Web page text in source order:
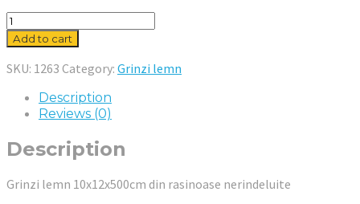
Grinzi
lemn
10x12x500cm
quantity
Add to cart
SKU: 1263 Category: Grinzi lemn
Description
Reviews (0)
Description
Grinzi lemn 10x12x500cm din rasinoase nerindeluite